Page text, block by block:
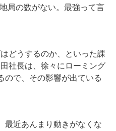
局の数がない。最強って言
どうするのか、といった課
社長は、徐々にローミング
ので、その影響が出ている
近あんまり動きがなくな